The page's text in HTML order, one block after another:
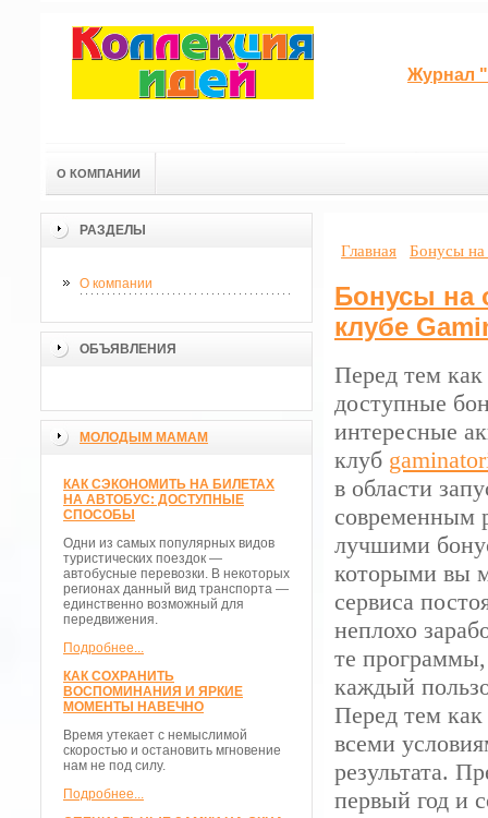
Журнал
О КОМПАНИИ
РАЗДЕЛЫ
О компании
ОБЪЯВЛЕНИЯ
МОЛОДЫМ МАМАМ
КАК СЭКОНОМИТЬ НА БИЛЕТАХ
НА АВТОБУС: ДОСТУПНЫЕ
СПОСОБЫ
Одни из самых популярных видов
туристических поездок —
автобусные перевозки. В некоторых
регионах данный вид транспорта —
единственно возможный для
передвижения.
Подробнее...
КАК СОХРАНИТЬ
ВОСПОМИНАНИЯ И ЯРКИЕ
МОМЕНТЫ НАВЕЧНО
Время утекает с немыслимой
скоростью и остановить мгновение
нам не под силу.
Подробнее...
Главная Бонусы на
Бонусы на
клубе
Перед тем как
доступные
интересные
клуб
в области
современным
лучшими
которыми вы
сервиса
неплохо
те
каждый
Перед тем как
всеми
результата.
первый год и